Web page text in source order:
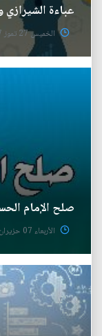
عباءة الشيرازي
الخميس 27 تموز 2017
صلح الإمام
الأربعاء 07 حزيران 2017